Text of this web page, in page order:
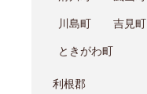
川島町 吉見町
ときがわ町
利根郡